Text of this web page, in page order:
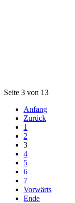
Seite 3 von 13
Anfang
Zurück
1
2
3
4
5
6
7
Vorwärts
Ende